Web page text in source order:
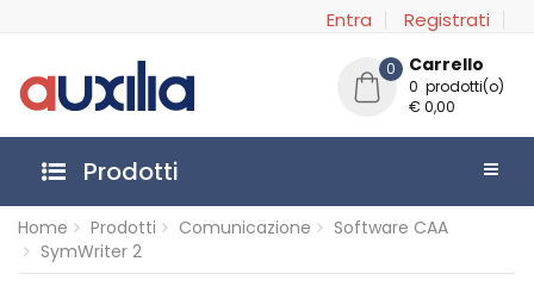
Entra Registrati
0 Carrello
0 prodotti(o)
€ 0,00
Prodotti
Home Prodotti Comunicazione
Software CAA
SymWriter 2